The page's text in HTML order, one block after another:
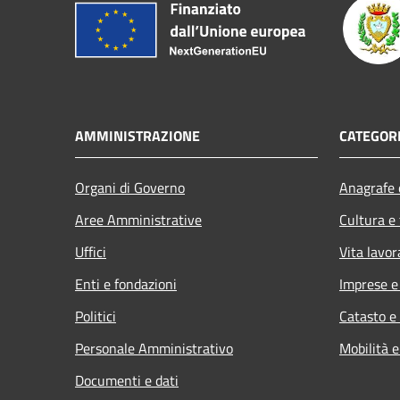
AMMINISTRAZIONE
Organi di Governo
Aree Amministrative
Uffici
Enti e fondazioni
Politici
Personale Amministrativo
Documenti e dati
Cultura
Vita
Imprese
Catasto
Mobilità